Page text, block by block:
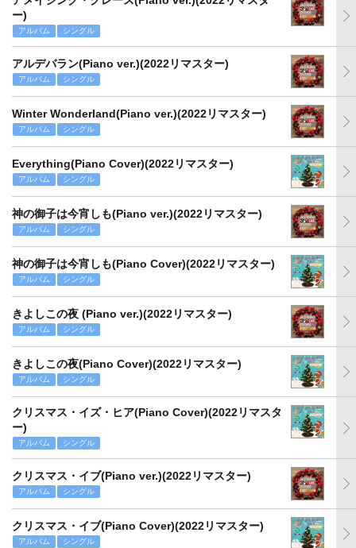
ー)
アルバム シングル
アルデバラン(Piano ver.)(2022リマスター)
アルバム シングル
Winter Wonderland(Piano ver.)(2022リマスター)
アルバム シングル
Everything(Piano Cover)(2022リマスター)
アルバム シングル
神の御子は今宵しも(Piano ver.)(2022リマスター)
アルバム シングル
神の御子は今宵しも(Piano Cover)(2022リマスター)
アルバム シングル
きよしこの夜 (Piano ver.)(2022リマスター)
アルバム シングル
きよしこの夜(Piano Cover)(2022リマスター)
アルバム シングル
クリスマス・イズ・ヒア(Piano Cover)(2022リマスタ
ー)
アルバム シングル
クリスマス・イブ(Piano ver.)(2022リマスター)
アルバム シングル
クリスマス・イブ(Piano Cover)(2022リマスター)
アルバム シングル